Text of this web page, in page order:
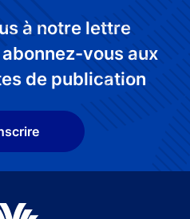
à notre lettre
vous aux
de publication